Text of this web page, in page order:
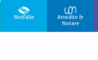
Notfälle
Anwälte &
Notare